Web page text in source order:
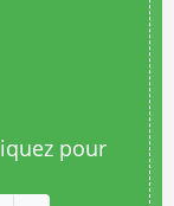
pour